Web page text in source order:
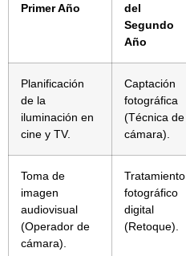
Primer Año
del
Segundo
Año
Planificación
de la
iluminación en
cine y TV.
Captación
fotográfica
(Técnica de
cámara).
Toma de
imagen
audiovisual
(Operador de
cámara).
Tratamiento
fotográfico
digital
(Retoque).